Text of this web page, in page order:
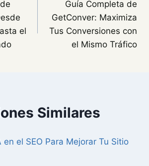
el
Guía Completa de
GetConver: Maximiza
Tus Conversiones con
el Mismo Tráfico
Similares